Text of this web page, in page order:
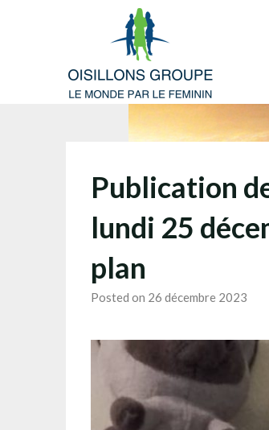
Publication
lundi 25
plan
Posted on 26 décembre 2023